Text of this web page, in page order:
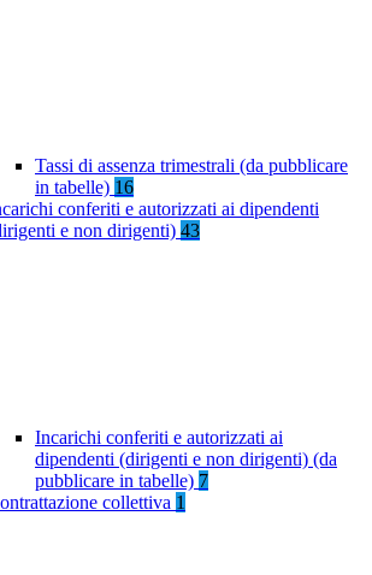
Tassi di assenza trimestrali (da pubblicare
in tabelle) 16
conferiti e autorizzati ai dipendenti
e non dirigenti) 43
Incarichi conferiti e autorizzati ai
dipendenti (dirigenti e non dirigenti) (da
pubblicare in tabelle) 7
collettiva 1